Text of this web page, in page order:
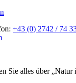
+43 (0) 2742 / 74
Sie alles über „Natur